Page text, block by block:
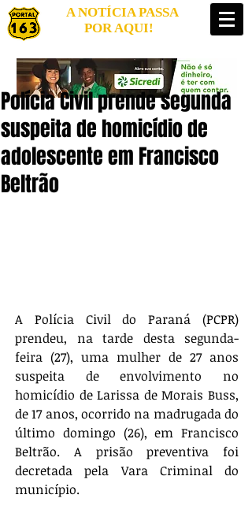
A NOTÍCIA PASSA
POR AQUI!
Polícia Civil prende segunda
suspeita de homicídio de
adolescente em Francisco
Beltrão
A Polícia Civil do Paraná (PCPR)
prendeu, na tarde desta segunda-
feira (27), uma mulher de 27 anos
suspeita de envolvimento no
homicídio de Larissa de Morais Buss,
de 17 anos, ocorrido na madrugada do
último domingo (26), em Francisco
Beltrão. A prisão preventiva foi
decretada pela Vara Criminal do
município.